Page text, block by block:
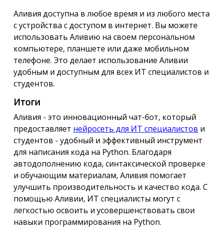
Аливия доступна в любое время и из любого места
с устройства с доступом в интернет. Вы можете
использовать Аливию на своем персональном
компьютере, планшете или даже мобильном
телефоне. Это делает использование Аливии
удобным и доступным для всех ИТ специалистов и
студентов.
Итоги
Аливия - это инновационный чат-бот, который
предоставляет нейросеть для ИТ специалистов и
студентов - удобный и эффективный инструмент
для написания кода на Python. Благодаря
автодополнению кода, синтаксической проверке
и обучающим материалам, Аливия помогает
улучшить производительность и качество кода. С
помощью Аливии, ИТ специалисты могут с
легкостью освоить и усовершенствовать свои
навыки программирования на Python.